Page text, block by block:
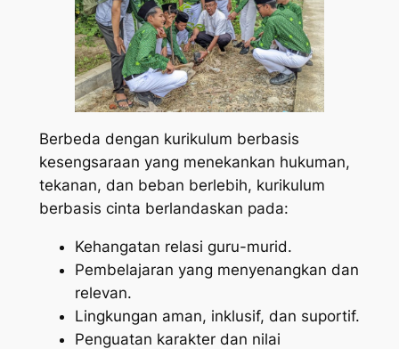
Berbeda dengan kurikulum berbasis
kesengsaraan yang menekankan hukuman,
tekanan, dan beban berlebih, kurikulum
berbasis cinta berlandaskan pada:
Kehangatan relasi guru-murid.
Pembelajaran yang menyenangkan dan
relevan.
Lingkungan aman, inklusif, dan suportif.
Penguatan karakter dan nilai